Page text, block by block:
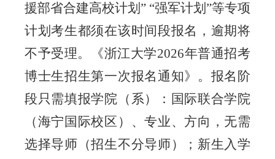
援部省合建高校计划 ” “强军计划”等专项
计划考生都须在该时间段报名，逾期将
不予受理。《浙江大学2026年普通招考
博士生招生第一次报名通知》。报名阶
段只需填报学院（系）：国际联合学院
（海宁国际校区）、专业、方向，无需
选择导师（招生不分导师）；新生入学